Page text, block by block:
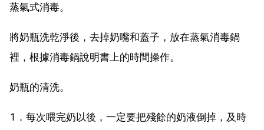
蒸氣式消毒。
將奶瓶洗乾淨後，去掉奶嘴和蓋子，放在蒸氣消毒鍋
裡，根據消毒鍋說明書上的時間操作。
奶瓶的清洗。
1．每次喂完奶以後，一定要把殘餘的奶液倒掉，及時